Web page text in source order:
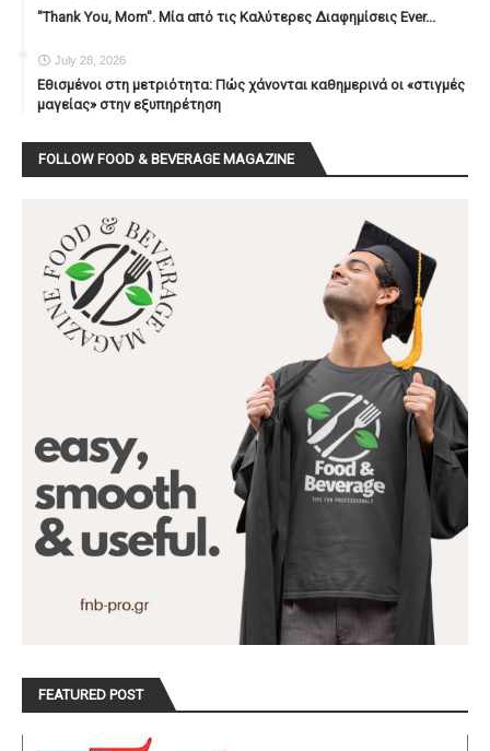
"Thank You, Mοm". Μία από τις Καλύτερες Διαφημίσεις Ever...
July 28, 2026
Εθισμένοι στη μετριότητα: Πώς χάνονται καθημερινά οι «στιγμές
μαγείας» στην εξυπηρέτηση
FOLLOW FOOD & BEVERAGE MAGAZINE
FEATURED POST